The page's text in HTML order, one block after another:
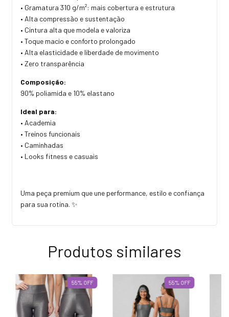
• Gramatura 310 g/m²: mais cobertura e estrutura
• Alta compressão e sustentação
• Cintura alta que modela e valoriza
• Toque macio e conforto prolongado
• Alta elasticidade e liberdade de movimento
• Zero transparência
Composição:
90% poliamida e 10% elastano
Ideal para:
• Academia
• Treinos funcionais
• Caminhadas
• Looks fitness e casuais
Uma peça premium que une performance, estilo e confiança
para sua rotina. ✨
Produtos similares
55% OFF 55% OFF